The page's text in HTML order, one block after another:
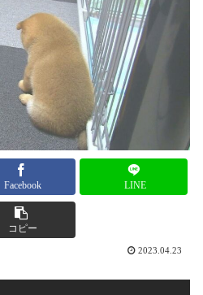
Facebook LINE
コピー
2023.04.23